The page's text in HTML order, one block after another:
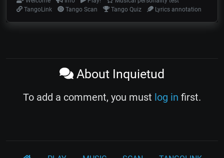
TangoLink
Tango Scan Tango Quiz Lyrics annotation
About Inquietud
To add a comment, you must log in first.